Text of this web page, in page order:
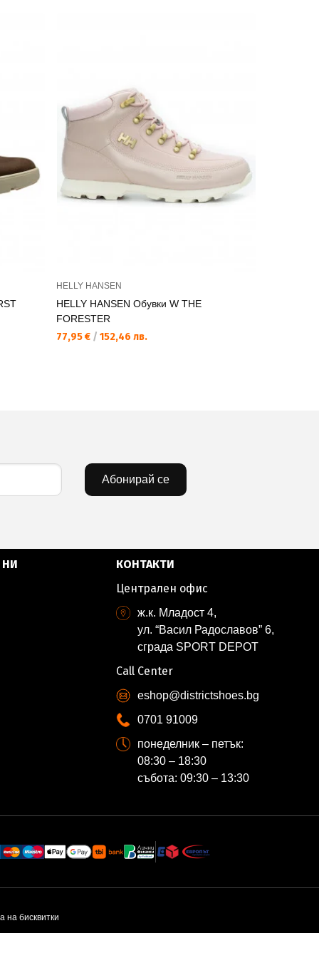
HELLY HANSEN
HELLY HANSEN Обувки W THE
FORESTER
77,95 € / 152,46 лв.
Абонирай се
НИ
КОНТАКТИ
Централен офис
ж.к. Младост 4,
ул. “Васил Радославов” 6,
сграда SPORT DEPOT
Call Center
eshop@districtshoes.bg
0701 91009
понеделник – петък:
08:30 – 18:30
събота: 09:30 – 13:30
на бисквитки